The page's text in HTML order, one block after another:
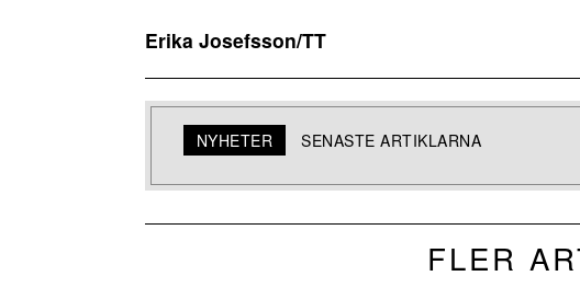
Erika Josefsson/TT
NYHETER SENASTE ARTIKLARNA
FLER